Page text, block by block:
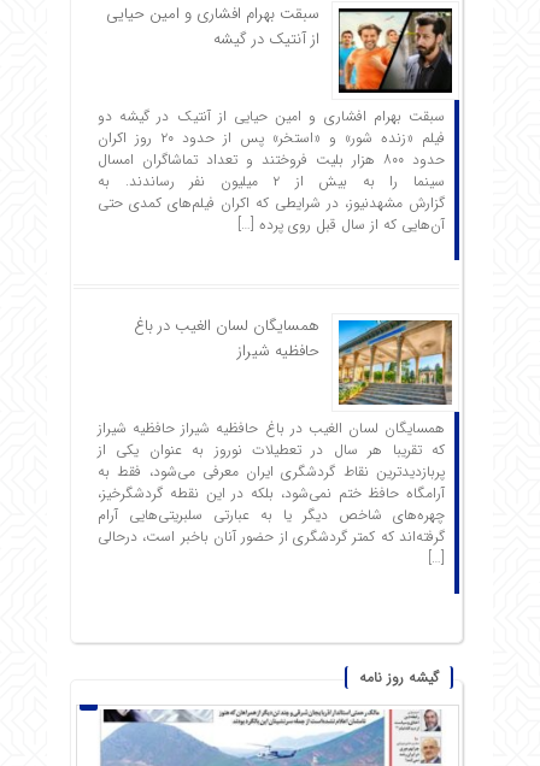
سبقت بهرام افشاری و امین حیایی
از آنتیک در گیشه
سبقت بهرام افشاری و امین حیایی از آنتیک در گیشه دو
فیلم «زنده شور» و «استخر» پس از حدود ۲۰ روز اکران
حدود ۸۰۰ هزار بلیت فروختند و تعداد تماشاگران امسال
سینما را به بیش از ۲ میلیون نفر رساندند. به
گزارش مشهدنیوز، در شرایطی که اکران فیلم‌های کمدی حتی
آن‌هایی که از سال قبل روی پرده […]
همسایگان لسان الغیب در باغ
حافظیه شیراز
همسایگان لسان الغیب در باغ حافظیه شیراز حافظیه‌ شیراز
که تقریبا هر سال در تعطیلات نوروز به عنوان یکی از
پربازدیدترین نقاط گردشگری ایران معرفی می‌شود، فقط به
آرامگاه حافظ ختم نمی‌شود، بلکه در این نقطه گردشگرخیز،
چهره‌های شاخص دیگر یا به عبارتی سلبریتی‌هایی آرام
گرفته‌اند که کمتر گردشگری از حضور آنان باخبر است، درحالی
[…]
گیشه روز نامه